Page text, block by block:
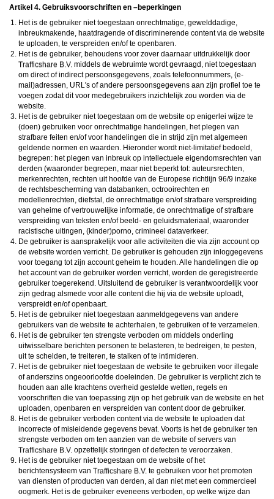
Artikel 4. Gebruiksvoorschriften en –beperkingen
Het is de gebruiker niet toegestaan onrechtmatige, gewelddadige,
inbreukmakende, haatdragende of discriminerende content via de website
te uploaden, te verspreiden en/of te openbaren.
Het is de gebruiker, behoudens voor zover daarnaar uitdrukkelijk door
middels de webruimte wordt gevraagd, niet toegestaan
om direct of indirect persoonsgegevens, zoals telefoonnummers, (e-
mail)adressen, URL's of andere persoonsgegevens aan zijn profiel toe te
voegen zodat dit voor medegebruikers inzichtelijk zou worden via de
website.
Het is de gebruiker niet toegestaan om de website op enigerlei wijze te
(doen) gebruiken voor onrechtmatige handelingen, het plegen van
strafbare feiten en/of voor handelingen die in strijd zijn met algemeen
geldende normen en waarden. Hieronder wordt niet-limitatief bedoeld,
begrepen: het plegen van inbreuk op intellectuele eigendomsrechten van
derden (waaronder begrepen, maar niet beperkt tot: auteursrechten,
merkenrechten, rechten uit hoofde van de Europese richtlijn 96/9 inzake
de rechtsbescherming van databanken, octrooirechten en
modellenrechten, diefstal, de onrechtmatige en/of strafbare verspreiding
van geheime of vertrouwelijke informatie, de onrechtmatige of strafbare
verspreiding van teksten en/of beeld- en geluidsmateriaal, waaronder
racistische uitingen, (kinder)porno, crimineel dataverkeer.
De gebruiker is aansprakelijk voor alle activiteiten die via zijn account op
de website worden verricht. De gebruiker is gehouden zijn inloggegevens
voor toegang tot zijn account geheim te houden. Alle handelingen die op
het account van de gebruiker worden verricht, worden de geregistreerde
gebruiker toegerekend. Uitsluitend de gebruiker is verantwoordelijk voor
zijn gedrag alsmede voor alle content die hij via de website uploadt,
verspreidt en/of openbaart.
Het is de gebruiker niet toegestaan aanmeldgegevens van andere
gebruikers van de website te achterhalen, te gebruiken of te verzamelen.
Het is de gebruiker ten strengste verboden om middels onderling
uitwisselbare berichten personen te belasteren, te bedreigen, te pesten,
uit te schelden, te treiteren, te stalken of te intimideren.
Het is de gebruiker niet toegestaan de website te gebruiken voor illegale
of anderszins ongeoorloofde doeleinden. De gebruiker is verplicht zich te
houden aan alle krachtens overheid gestelde wetten, regels en
voorschriften die van toepassing zijn op het gebruik van de website en het
uploaden, openbaren en verspreiden van content door de gebruiker.
Het is de gebruiker verboden content via de website te uploaden dat
incorrecte of misleidende gegevens bevat. Voorts is het de gebruiker ten
strengste verboden om ten aanzien van de website of servers van
opzettelijk storingen of defecten te veroorzaken.
Het is de gebruiker niet toegestaan om de website of het
berichtensysteem van
te gebruiken voor het promoten
van diensten of producten van derden, al dan niet met een commercieel
oogmerk. Het is de gebruiker eveneens verboden, op welke wijze dan